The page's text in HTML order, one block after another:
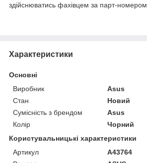
здійснюватись фахівцем за парт-номером.
Характеристики
Основні
Виробник
Asus
Стан
Новий
Сумісність з брендом
Asus
Колір
Чорний
Користувальницькі характеристики
Артикул
A43764